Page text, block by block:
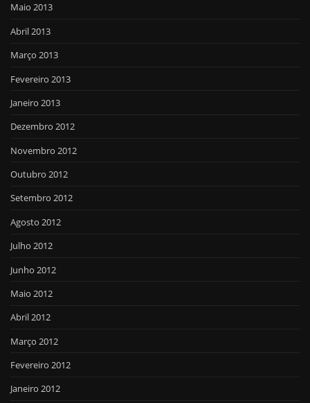
Maio 2013
Abril 2013
Março 2013
Fevereiro 2013
Janeiro 2013
Dezembro 2012
Novembro 2012
Outubro 2012
Setembro 2012
Agosto 2012
Julho 2012
Junho 2012
Maio 2012
Abril 2012
Março 2012
Fevereiro 2012
Janeiro 2012